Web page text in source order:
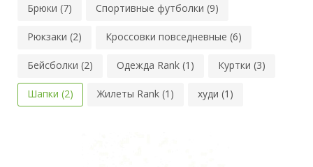
Брюки (7) Спортивные футболки (9)
Рюкзаки (2) Кроссовки повседневные (6)
Бейсболки (2) Одежда Rank (1) Куртки (3)
Шапки (2) Жилеты Rank (1) худи (1)